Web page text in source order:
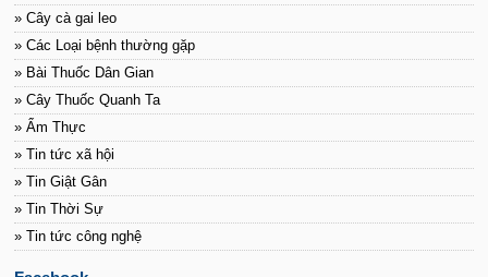
» Cây cà gai leo
» Các Loại bệnh thường gặp
» Bài Thuốc Dân Gian
» Cây Thuốc Quanh Ta
» Ẩm Thực
» Tin tức xã hội
» Tin Giật Gân
» Tin Thời Sự
» Tin tức công nghệ